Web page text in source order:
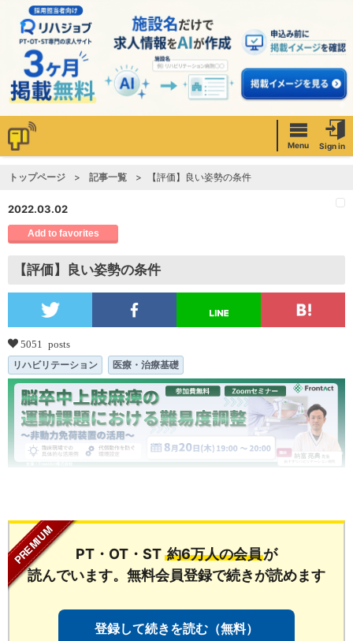
Menu Sign in
トップページ 記事一覧 【評価】良い姿勢の条件
2022.03.02
Add to favorites
【評価】良い姿勢の条件
5051 posts
リハビリテーション 医療・治療基礎
PT・OT・ST 約6万人の会員が
読んでいます。無料会員登録で続きが読めます
登録して続きを読む（無料）